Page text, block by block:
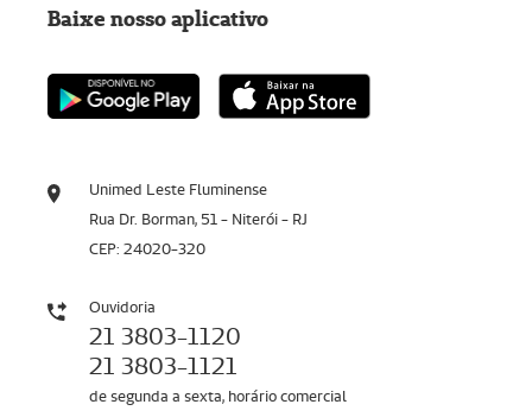
Unimed Leste Fluminense
Rua Dr. Borman, 51 - Niterói - RJ
CEP: 24020-320
Ouvidoria
21 3803-1120
21 3803-1121
de segunda a sexta, horário comercial
Baixe nosso aplicativo